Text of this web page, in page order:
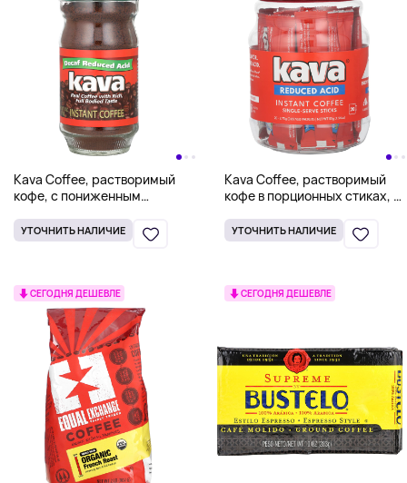
Kava Coffee, растворимый
кофе, с пониженным
кофеина, 113 г (4 унции)
УТОЧНИТЬ НАЛИЧИЕ
Kava Coffee, растворимый
кофе в порционных стиках, с
кислоты, 20 пакетиков по
2,75 г (0,097 унции)
УТОЧНИТЬ НАЛИЧИЕ
СЕГОДНЯ ДЕШЕВЛЕ СЕГОДНЯ ДЕШЕВЛЕ